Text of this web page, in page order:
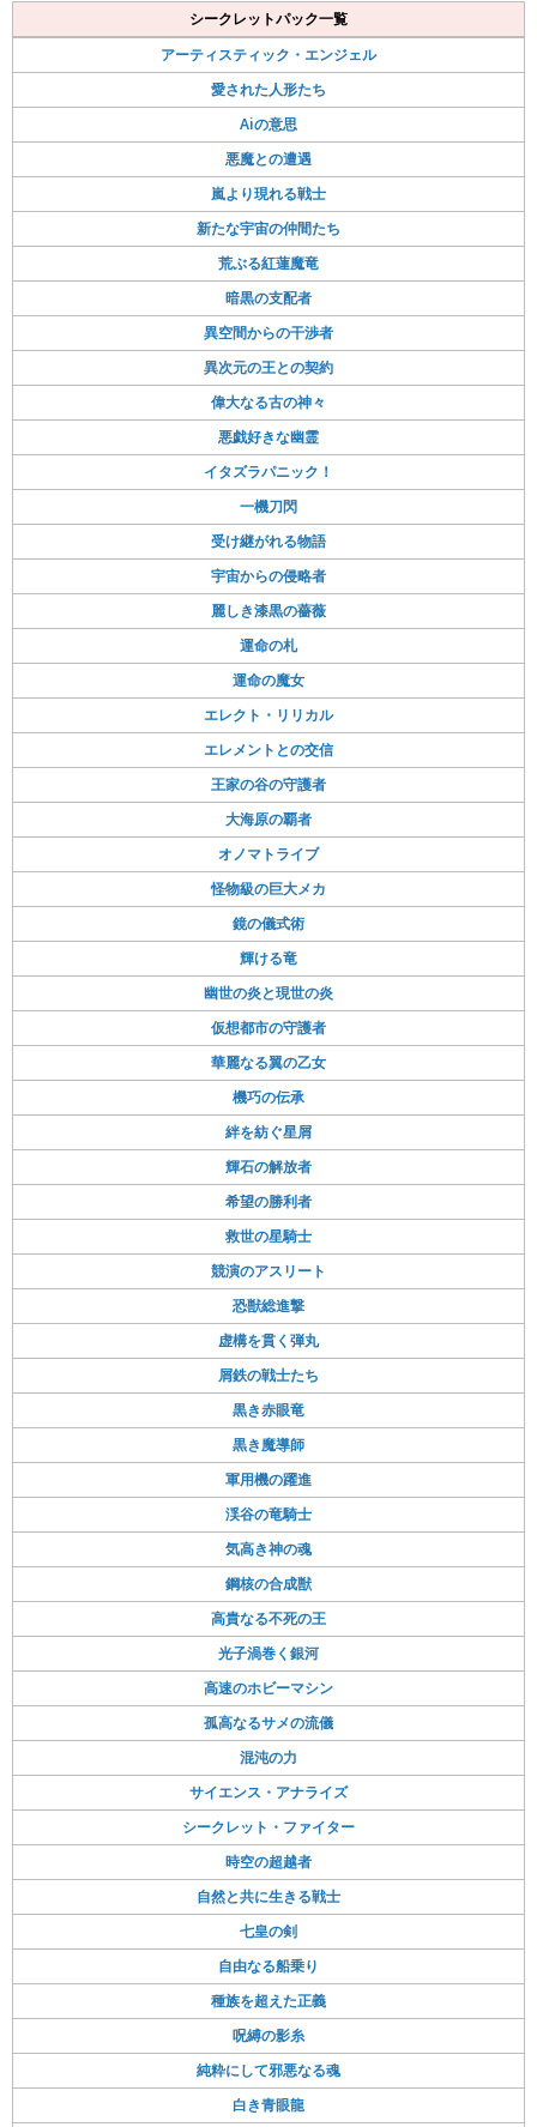
シークレットパック一覧
アーティスティック・エンジェル
愛された人形たち
Aiの意思
悪魔との遭遇
嵐より現れる戦士
新たな宇宙の仲間たち
荒ぶる紅蓮魔竜
暗黒の支配者
異空間からの干渉者
異次元の王との契約
偉大なる古の神々
悪戯好きな幽霊
イタズラパニック！
一機刀閃
受け継がれる物語
宇宙からの侵略者
麗しき漆黒の薔薇
運命の札
運命の魔女
エレクト・リリカル
エレメントとの交信
王家の谷の守護者
大海原の覇者
オノマトライブ
怪物級の巨大メカ
鏡の儀式術
輝ける竜
幽世の炎と現世の炎
仮想都市の守護者
華麗なる翼の乙女
機巧の伝承
絆を紡ぐ星屑
輝石の解放者
希望の勝利者
救世の星騎士
競演のアスリート
恐獣総進撃
虚構を貫く弾丸
屑鉄の戦士たち
黒き赤眼竜
黒き魔導師
軍用機の躍進
渓谷の竜騎士
気高き神の魂
鋼核の合成獣
高貴なる不死の王
光子渦巻く銀河
高速のホビーマシン
孤高なるサメの流儀
混沌の力
サイエンス・アナライズ
シークレット・ファイター
時空の超越者
自然と共に生きる戦士
七皇の剣
自由なる船乗り
種族を超えた正義
呪縛の影糸
純粋にして邪悪なる魂
白き青眼龍